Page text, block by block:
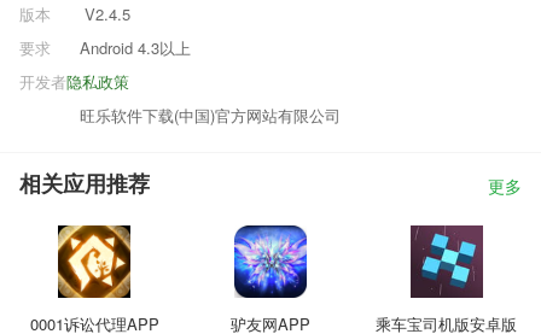
版本
V2.4.5
要求
Android 4.3以上
隐私政策
开发者
旺乐软件下载(中国)官方网站有限公司
相关应用推荐 更多
0001诉讼代理APP 驴友网APP 乘车宝司机版安卓版